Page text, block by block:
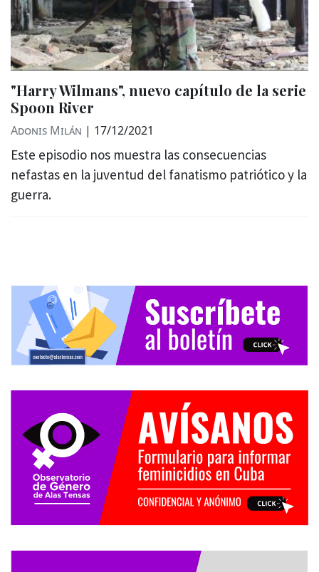
"Harry Wilmans", nuevo capítulo de la serie
Spoon River
Adonis Milán | 17/12/2021
Este episodio nos muestra las consecuencias
nefastas en la juventud del fanatismo patriótico y la
guerra.